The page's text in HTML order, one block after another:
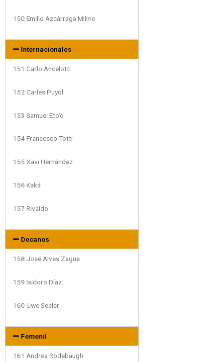
150 Emilio Azcárraga Milmo
Internacionales
151 Carlo Ancelotti
152 Carles Puyol
153 Samuel Eto’o
154 Francesco Totti
155 Xavi Hernández
156 Kaká
157 Rivaldo
Decanos
158 José Alves Zague
159 Isidoro Díaz
160 Uwe Seeler
Femenil
161 Andrea Rodebaugh